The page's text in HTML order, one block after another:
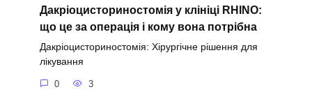
Дакріоцисториностомія у клініці RHINO:
що це за операція і кому вона потрібна
Дакріоцисториностомія: Хірургічне рішення для
лікування
0 3